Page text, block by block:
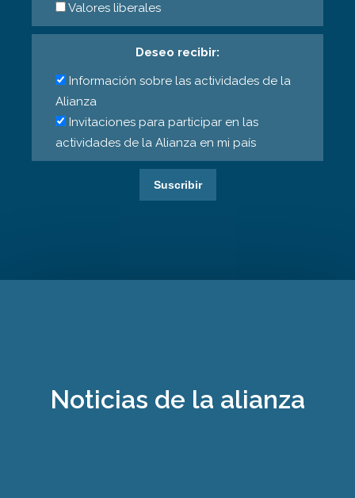
Valores liberales
Deseo recibir:
Información sobre las actividades de la
Alianza
Invitaciones para participar en las
actividades de la Alianza en mi país
Noticias de la alianza